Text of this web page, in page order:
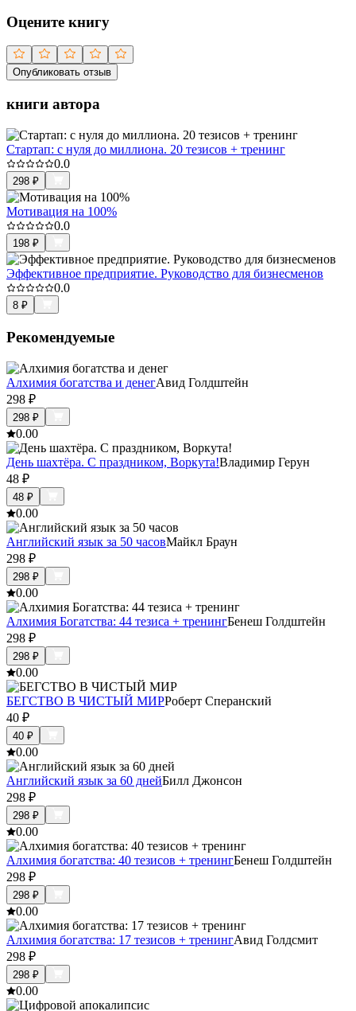
Оцените книгу
Опубликовать отзыв
книги автора
Стартап: с нуля до миллиона. 20 тезисов + тренинг
0.0
298 ₽
Мотивация на 100%
0.0
198 ₽
Эффективное предприятие. Руководство для бизнесменов
0.0
8 ₽
Рекомендуемые
Алхимия богатства и денегАвид Голдштейн
298 ₽
298 ₽
0.00
День шахтёра. С праздником, Воркута!Владимир Герун
48 ₽
48 ₽
0.00
Английский язык за 50 часовМайкл Браун
298 ₽
298 ₽
0.00
Алхимия Богатства: 44 тезиса + тренингБенеш Голдштейн
298 ₽
298 ₽
0.00
БЕГСТВО В ЧИСТЫЙ МИРРоберт Сперанский
40 ₽
40 ₽
0.00
Английский язык за 60 днейБилл Джонсон
298 ₽
298 ₽
0.00
Алхимия богатства: 40 тезисов + тренингБенеш Голдштейн
298 ₽
298 ₽
0.00
Алхимия богатства: 17 тезисов + тренингАвид Голдсмит
298 ₽
298 ₽
0.00